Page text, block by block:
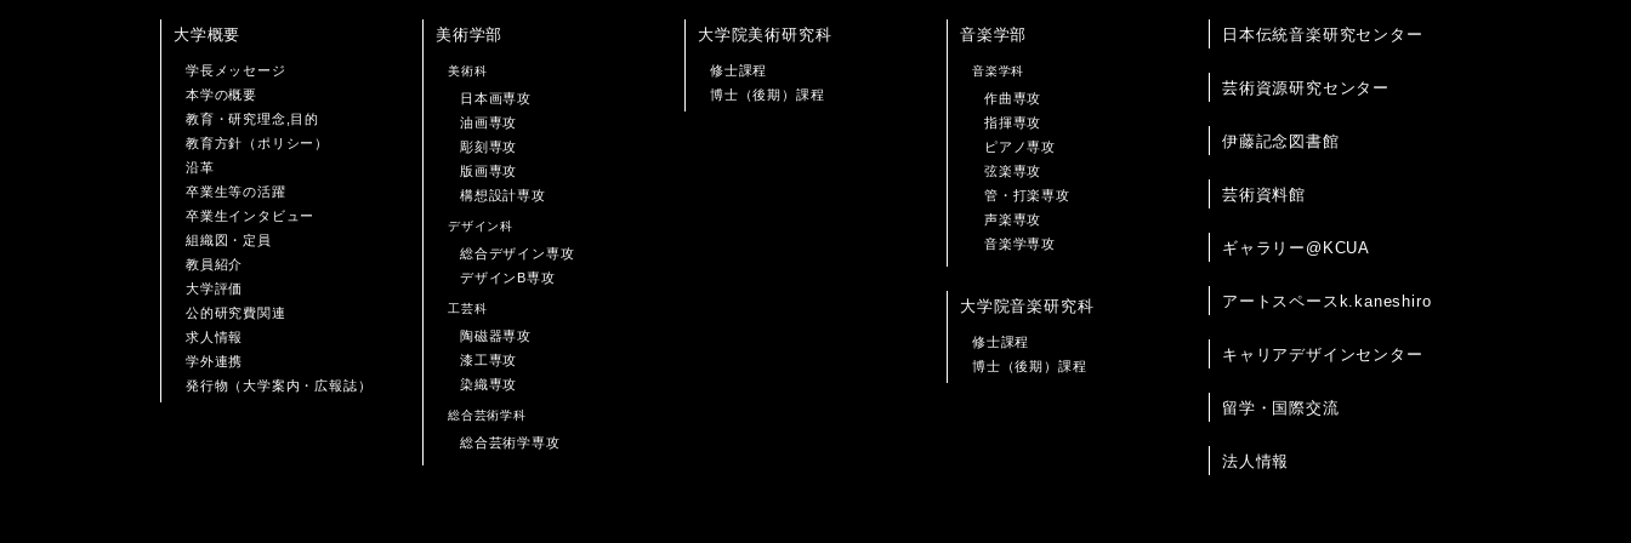
大学概要
学長メッセージ
本学の概要
教育・研究理念,目的
教育方針（ポリシー）
沿革
卒業生等の活躍
卒業生インタビュー
組織図・定員
教員紹介
大学評価
公的研究費関連
求人情報
学外連携
発行物（大学案内・広報誌）
美術学部
美術科
日本画専攻
油画専攻
彫刻専攻
版画専攻
構想設計専攻
デザイン科
総合デザイン専攻
デザインB専攻
工芸科
陶磁器専攻
漆工専攻
染織専攻
総合芸術学科
総合芸術学専攻
大学院美術研究科
修士課程
博士（後期）課程
音楽学部
音楽学科
作曲専攻
指揮専攻
ピアノ専攻
弦楽専攻
管・打楽専攻
声楽専攻
音楽学専攻
大学院音楽研究科
修士課程
博士（後期）課程
日本伝統音楽研究センター
芸術資源研究センター
伊藤記念図書館
芸術資料館
ギャラリー@KCUA
アートスペースk.kaneshiro
キャリアデザインセンター
留学・国際交流
法人情報